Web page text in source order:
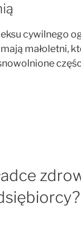
cywilnego
małoletni,